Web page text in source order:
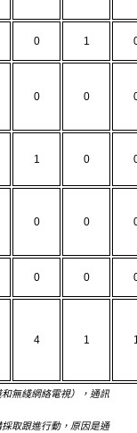
0 1
0 0
1 0
0 0
0 0
4 1
無綫網絡電視），通訊
取跟進行動，原因是通